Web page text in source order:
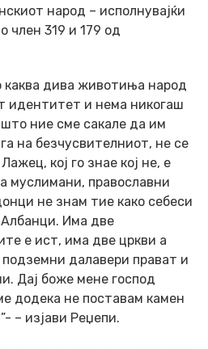
народ – исполнувајќи
член 319 и 179 од
дива животиња народ
идентитет и нема никогаш
ние сме сакале да им
на безчусвителниот, не се
кој го знае кој не, е
муслимани, православни
не знам тие како себеси
Има две
е ист, има две цркви а
далавери прават и
Дај боже мене господ
додека не поставам камен
– изјави Реџепи.